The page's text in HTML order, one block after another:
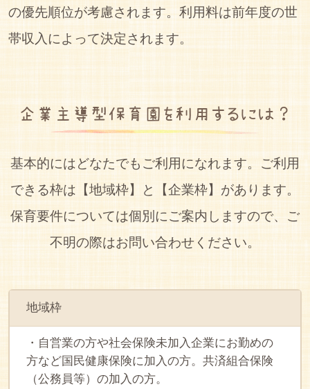
の優先順位が考慮されます。利用料は前年度の世
帯収入によって決定されます。
企業主導型保育園を利用するには？
基本的にはどなたでもご利用になれます。ご利用
できる枠は【地域枠】と【企業枠】があります。
保育要件については個別にご案内しますので、ご
不明の際はお問い合わせください。
地域枠
・自営業の方や社会保険未加入企業にお勤めの
方など国民健康保険に加入の方。共済組合保険
（公務員等）の加入の方。